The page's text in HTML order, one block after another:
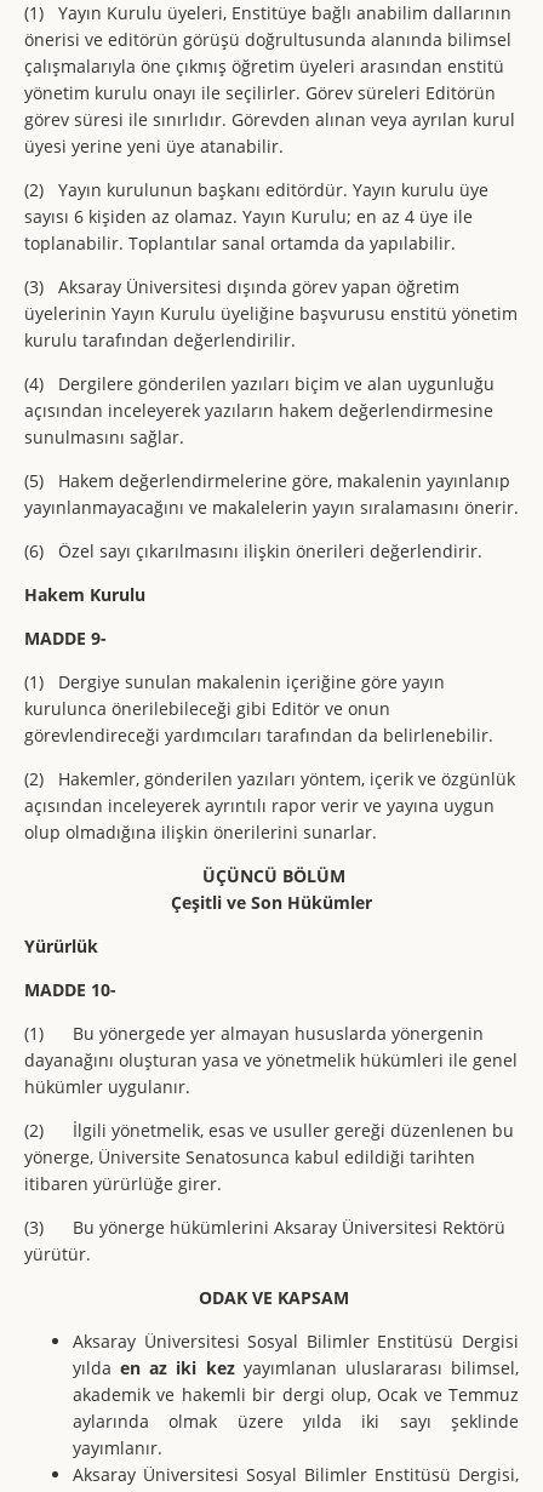
(1) Yayın Kurulu üyeleri, Enstitüye bağlı anabilim dallarının
önerisi ve editörün görüşü doğrultusunda alanında bilimsel
çalışmalarıyla öne çıkmış öğretim üyeleri arasından enstitü
yönetim kurulu onayı ile seçilirler. Görev süreleri Editörün
görev süresi ile sınırlıdır. Görevden alınan veya ayrılan kurul
üyesi yerine yeni üye atanabilir.
(2) Yayın kurulunun başkanı editördür. Yayın kurulu üye
sayısı 6 kişiden az olamaz. Yayın Kurulu; en az 4 üye ile
toplanabilir. Toplantılar sanal ortamda da yapılabilir.
(3) Aksaray Üniversitesi dışında görev yapan öğretim
üyelerinin Yayın Kurulu üyeliğine başvurusu enstitü yönetim
kurulu tarafından değerlendirilir.
(4) Dergilere gönderilen yazıları biçim ve alan uygunluğu
açısından inceleyerek yazıların hakem değerlendirmesine
sunulmasını sağlar.
(5) Hakem değerlendirmelerine göre, makalenin yayınlanıp
yayınlanmayacağını ve makalelerin yayın sıralamasını önerir.
(6) Özel sayı çıkarılmasını ilişkin önerileri değerlendirir.
Hakem Kurulu
MADDE 9-
(1) Dergiye sunulan makalenin içeriğine göre yayın
kurulunca önerilebileceği gibi Editör ve onun
görevlendireceği yardımcıları tarafından da belirlenebilir.
(2) Hakemler, gönderilen yazıları yöntem, içerik ve özgünlük
açısından inceleyerek ayrıntılı rapor verir ve yayına uygun
olup olmadığına ilişkin önerilerini sunarlar.
ÜÇÜNCÜ BÖLÜM
Çeşitli ve Son Hükümler
Yürürlük
MADDE 10-
(1) Bu yönergede yer almayan hususlarda yönergenin
dayanağını oluşturan yasa ve yönetmelik hükümleri ile genel
hükümler uygulanır.
(2) İlgili yönetmelik, esas ve usuller gereği düzenlenen bu
yönerge, Üniversite Senatosunca kabul edildiği tarihten
itibaren yürürlüğe girer.
(3) Bu yönerge hükümlerini Aksaray Üniversitesi Rektörü
yürütür.
ODAK VE KAPSAM
Aksaray Üniversitesi Sosyal Bilimler Enstitüsü Dergisi
yıldaen az iki kezyayımlanan uluslararası bilimsel,
akademik ve hakemli bir dergi olup, Ocak ve Temmuz
aylarında olmak üzere yılda iki sayı şeklinde
yayımlanır.
Aksaray Üniversitesi Sosyal Bilimler Enstitüsü Dergisi,